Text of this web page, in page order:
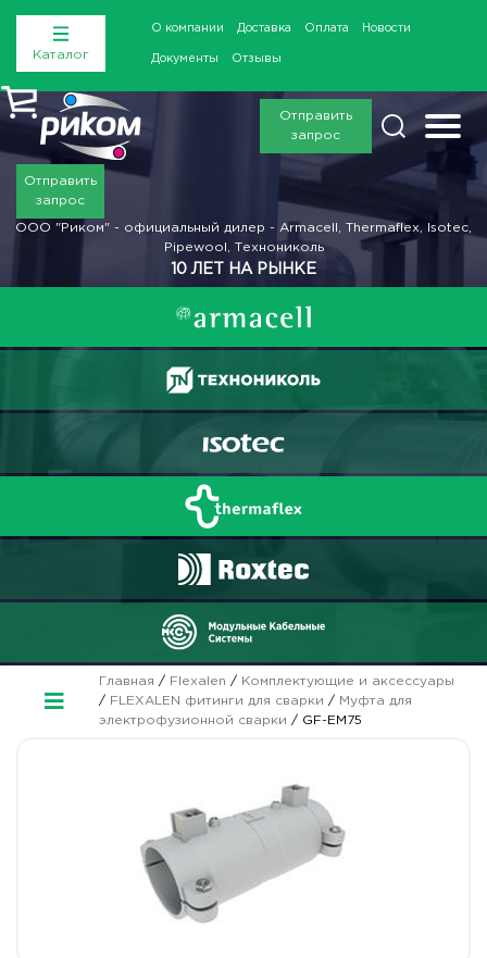
Каталог
О компании Доставка Оплата Новости
Документы Отзывы
Отправить
запрос
Отправить
запрос
ООО "Риком" - официальный дилер - Armacell, Thermaflex, Isotec,
Pipewool, Технониколь
10 ЛЕТ НА РЫНКЕ
Главная / Flexalen / Комплектующие и аксессуары
/ FLEXALEN фитинги для сварки / Муфта для
электрофузионной сварки / GF-EM75